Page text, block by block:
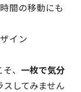
間の移動にも
イン
、 一枚で気分
スしてみません